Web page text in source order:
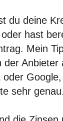
du deine
hast
Mein
der Anbieter
oder
sehr genau.